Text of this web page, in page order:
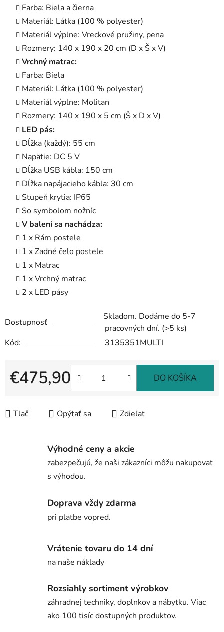
Farba: Biela a čierna
Materiál: Látka (100 % polyester)
Materiál výplne: Vreckové pružiny, pena
Rozmery: 140 x 190 x 20 cm (D x Š x V)
Vrchný matrac:
Farba: Biela
Materiál: Látka (100 % polyester)
Materiál výplne: Molitan
Rozmery: 140 x 190 x 5 cm (Š x D x V)
LED pás:
Dĺžka (každý): 55 cm
Napätie: DC 5 V
Dĺžka USB kábla: 150 cm
Dĺžka napájacieho kábla: 30 cm
Stupeň krytia: IP65
So symbolom nožníc
V balení sa nachádza:
1 x Rám postele
1 x Zadné čelo postele
1 x Matrac
1 x Vrchný matrac
2 x LED pásy
Dostupnosť
Skladom. Dodáme do 5-7
pracovných dní. (>5 ks)
Kód:
3135351MULTI
€475,90 DO KOŠÍKA
Tlač Opýtať sa Zdieľať
Výhodné ceny a akcie
zabezpečujú, že naši zákazníci môžu nakupovať
s výhodou.
Doprava vždy zdarma
pri platbe vopred.
Vrátenie tovaru do 14 dní
na naše náklady
Rozsiahly sortiment výrobkov
záhradnej techniky, doplnkov a nábytku. Viac
ako 100 tisíc dostupných produktov.